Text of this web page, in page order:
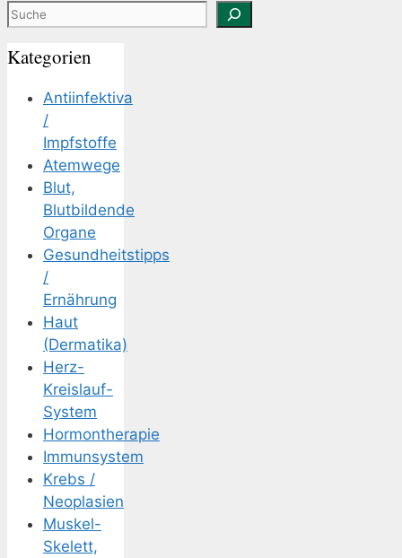
Suchen
Kategorien
Antiinfektiva
/
Impfstoffe
Atemwege
Blut,
Blutbildende
Organe
Gesundheitstipps
/
Ernährung
Haut
(Dermatika)
Herz-
Kreislauf-
System
Hormontherapie
Immunsystem
Krebs /
Neoplasien
Muskel-
Skelett,